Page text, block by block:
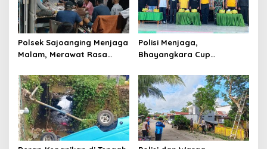
Polsek Sajoanging Menjaga
Malam, Merawat Rasa
Kehangatan Warga
Polisi Menjaga,
Bhayangkara Cup